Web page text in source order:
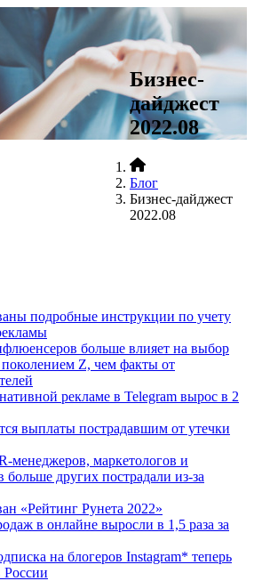
+7 (812)
сделать заказ
Бизнес-
дайджест
2022.08
Блог
Бизнес-дайджест
2022.08
подробные инструкции по учету
больше влияет на выбор
Z, чем факты от
рекламе в Telegram вырос в 2
выплаты пострадавшим от утечки
менеджеров, маркетологов и
больше других пострадали из-за
«Рейтинг Рунета 2022»
в онлайне выросли в 1,5 раза за
на блогеров Instagram* теперь
России